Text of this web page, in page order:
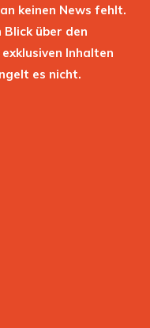
keinen News fehlt.
über den
Inhalten
es nicht.